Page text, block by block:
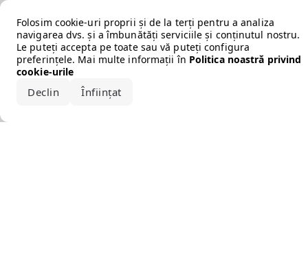
Folosim cookie-uri proprii și de la terți pentru a analiza
navigarea dvs. și a îmbunătăți serviciile și conținutul nostru.
Le puteți accepta pe toate sau vă puteți configura
preferințele. Mai multe informații în Politica noastră privind
cookie-urile
Declin Înființat
Error loading the brand